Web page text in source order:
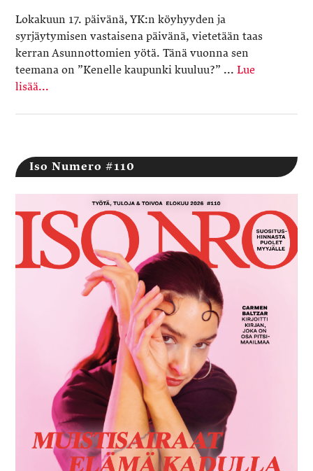
Lokakuun 17. päivänä, YK:n köyhyyden ja
syrjäytymisen vastaisena päivänä, vietetään taas
kerran Asunnottomien yötä. Tänä vuonna sen
teemana on ”Kenelle kaupunki kuuluu?” ...Lue
lisää...
Iso Numero #110